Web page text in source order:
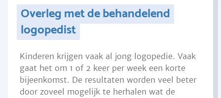
Overleg met de behandelend
logopedist
Kinderen krijgen vaak al jong logopedie. Vaak
gaat het om 1 of 2 keer per week een korte
bijeenkomst. De resultaten worden veel beter
door zoveel mogelijk te herhalen wat de